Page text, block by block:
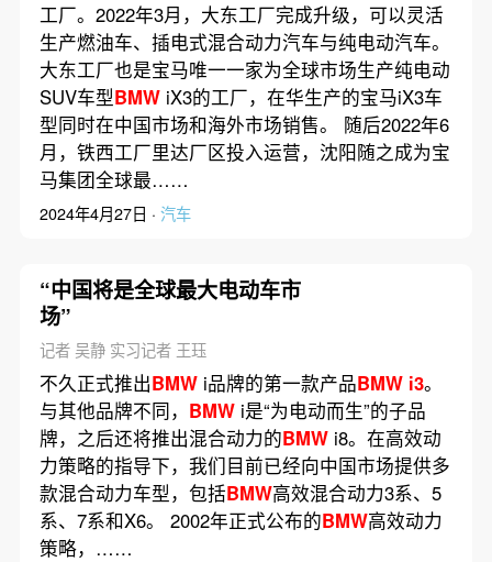
工厂。2022年3月，大东工厂完成升级，可以灵活
生产燃油车、插电式混合动力汽车与纯电动汽车。
大东工厂也是宝马唯一一家为全球市场生产纯电动
SUV车型BMWiX3的工厂，在华生产的宝马iX3车
型同时在中国市场和海外市场销售。 随后2022年6
月，铁西工厂里达厂区投入运营，沈阳随之成为宝
马集团全球最……
2024年4月27日 · 汽车
“中国将是全球最大电动车市
场”
记者 吴静 实习记者 王珏
不久正式推出BMWi品牌的第一款产品BMW i3。
与其他品牌不同， BMWi是“为电动而生”的子品
牌，之后还将推出混合动力的BMWi8。在高效动
力策略的指导下，我们目前已经向中国市场提供多
款混合动力车型，包括BMW高效混合动力3系、5
系、7系和X6。 2002年正式公布的BMW高效动力
策略，……